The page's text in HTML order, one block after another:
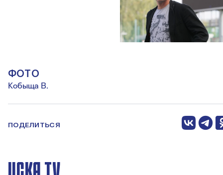
ФОТО
Кобыща В.
ПОДЕЛИТЬСЯ
ЦСКА TV